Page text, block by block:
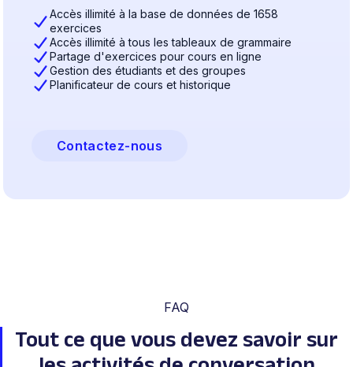
Accès illimité à la base de données de 1658
exercices
Accès illimité à tous les tableaux de grammaire
Partage d'exercices pour cours en ligne
Gestion des étudiants et des groupes
Planificateur de cours et historique
Contactez-nous
FAQ
Tout ce que vous devez savoir sur